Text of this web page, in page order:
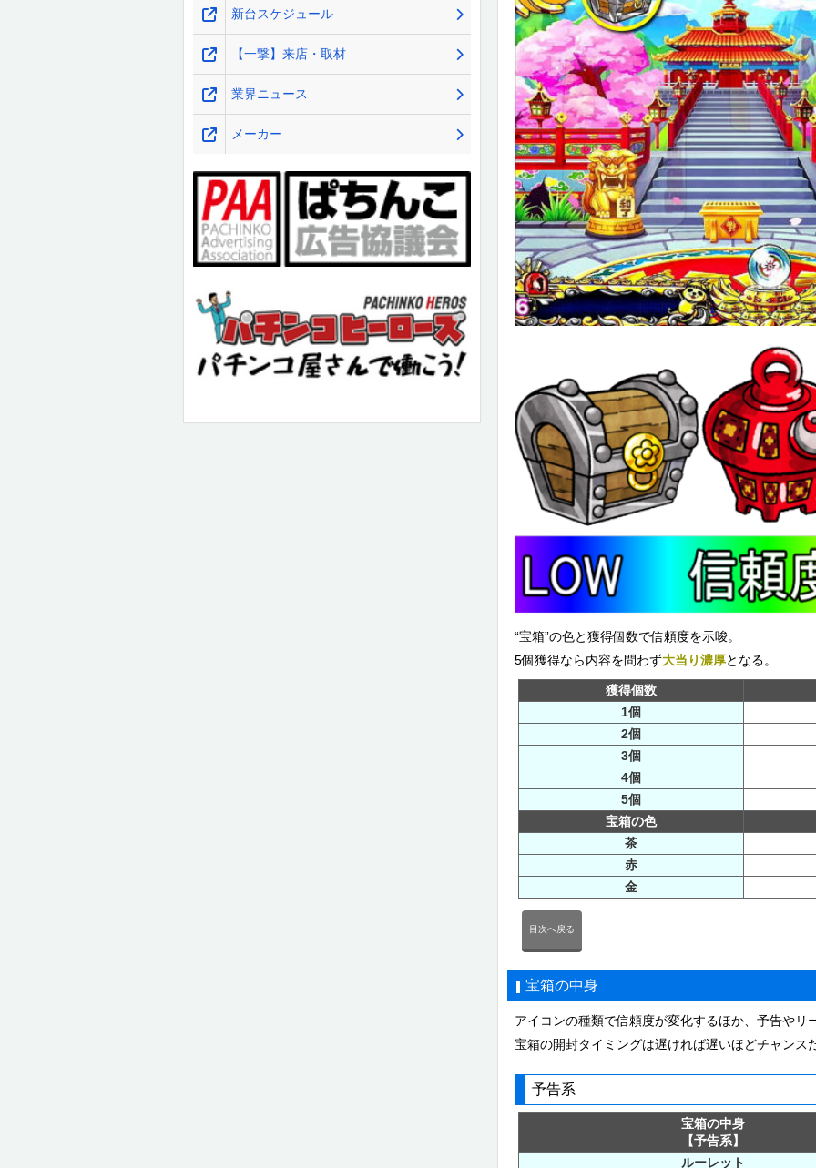
“宝箱”の色と獲得個数で信頼度を示唆。
5個獲得なら内容を問わず大当り濃厚となる。
獲得個数
1個
2個
3個
4個
5個
宝箱の色
茶
赤
金
目次へ戻る
宝箱の中身
アイコンの種類で信頼度が変化するほか、予告やリ
宝箱の開封タイミングは遅ければ遅いほどチャンスだ
予告系
宝箱の中身
【予告系】
ルーレット
新台スケジュール
【一撃】来店・取材
業界ニュース
メーカー